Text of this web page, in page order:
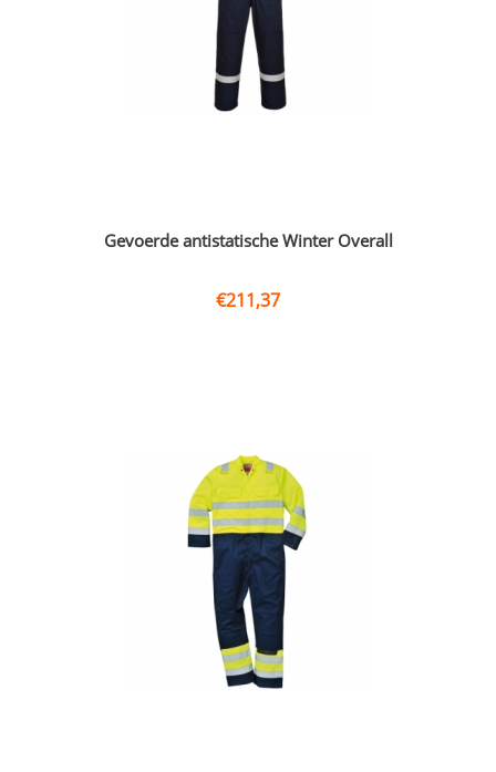
Gevoerde antistatische Winter Overall
€211,37